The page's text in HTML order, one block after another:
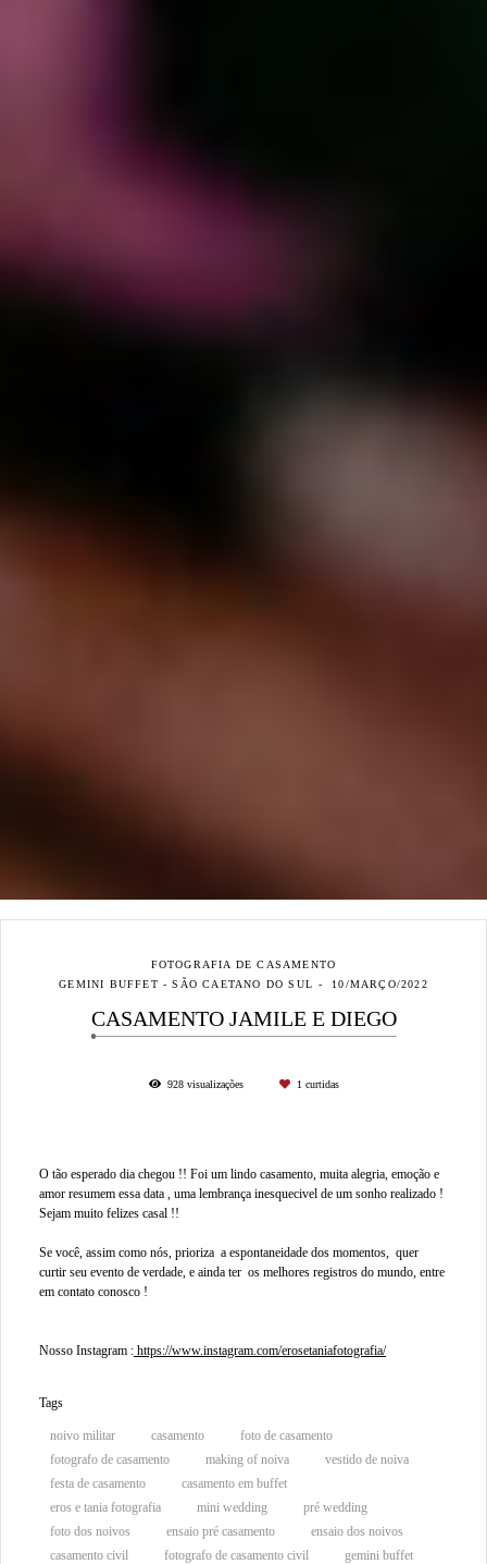
FOTOGRAFIA DE CASAMENTO
GEMINI BUFFET - SÃO CAETANO DO SUL
10/MARÇO/2022
CASAMENTO JAMILE E DIEGO
928visualizações 1 curtidas
O tão esperado dia chegou !! Foi um lindo casamento, muita alegria, emoção e
amor resumem essa data , uma lembrança inesquecivel de um sonho realizado !
Sejam muito felizes casal !!
Se você, assim como nós, prioriza a espontaneidade dos momentos, quer
curtir seu evento de verdade, e ainda ter os melhores registros do mundo, entre
em contato conosco !
Nosso Instagram : https://www.instagram.com/erosetaniafotografia/
Tags
noivo militar casamento
foto de casamento
fotografo de casamento
making of noiva
vestido de noiva
festa de casamento
casamento em buffet
eros e tania fotografia
mini wedding
pré wedding
foto dos noivos
ensaio pré casamento
ensaio dos noivos
casamento civil
fotografo de casamento civil gemini buffet